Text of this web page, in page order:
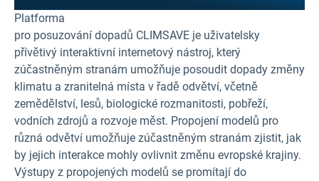
Platforma
pro posuzování dopadů CLIMSAVE je uživatelsky
přívětivý interaktivní internetový nástroj, který
zúčastněným stranám umožňuje posoudit dopady změny
klimatu a zranitelná místa v řadě odvětví, včetně
zemědělství, lesů, biologické rozmanitosti, pobřeží,
vodních zdrojů a rozvoje měst. Propojení modelů pro
různá odvětví umožňuje zúčastněným stranám zjistit, jak
by jejich interakce mohly ovlivnit změnu evropské krajiny.
Výstupy z propojených modelů se promítají do